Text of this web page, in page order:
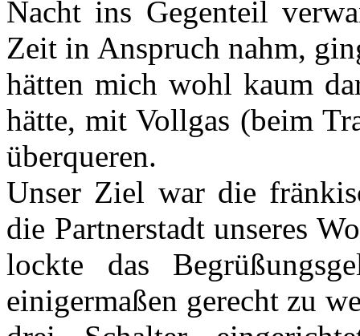
Nacht ins Gegenteil
Zeit in Anspruch nahm,
hätten mich wohl kaum
hätte, mit Vollgas (beim
überqueren.
Unser Ziel war die
die Partnerstadt unseres
lockte das
einigermaßen gerecht zu